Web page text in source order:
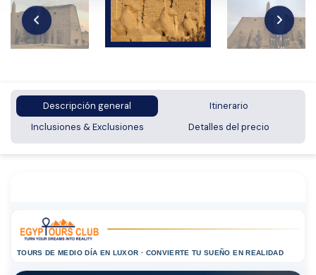
Descripción general
Itinerario
Inclusiones & Exclusiones
Detalles del precio
TOURS DE MEDIO DÍA EN LUXOR · CONVIERTE TU SUEÑO EN REALIDAD